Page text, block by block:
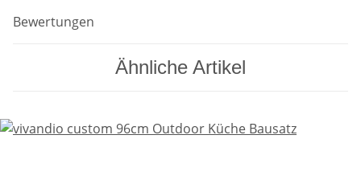
Bewertungen
Ähnliche Artikel